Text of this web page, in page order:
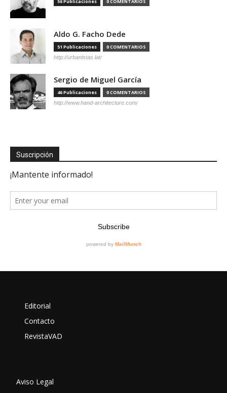
56 Publicaciones 0 COMENTARIOS
Aldo G. Facho Dede
51 Publicaciones 0 COMENTARIOS
http://urbanistas.lat/
Sergio de Miguel García
46 Publicaciones 0 COMENTARIOS
http://www.hand-architecture.com/
Suscripción
Editorial
Contacto
RevistaVAD
Aviso Legal